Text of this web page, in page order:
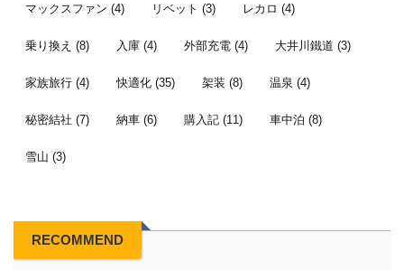
マックスファン (4) リベット (3) レカロ (4)
乗り換え (8) 入庫 (4) 外部充電 (4) 大井川鐵道 (3)
家族旅行 (4) 快適化 (35) 架装 (8) 温泉 (4)
秘密結社 (7) 納車 (6) 購入記 (11) 車中泊 (8)
雪山 (3)
RECOMMEND